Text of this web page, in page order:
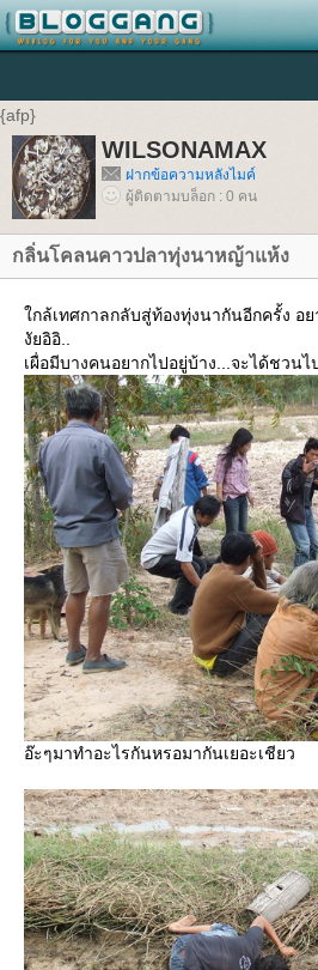
{afp}
WILSONAMAX
ฝากข้อความหลังไมค์
ผู้ติดตามบล็อก : 0 คน
กลิ่นโคลนคาวปลาทุ่งนาหญ้าแห้ง
ใกล้เทศกาลกลับสู่ท้องทุ่งนากันอีกครั้ง อ
งัยอิอิ..
เผื่อมีบางคนอยากไปอยู่บ้าง...จะได้ชวน
อ๊ะๆมาทำอะไรกันหรอมากันเยอะเชียว